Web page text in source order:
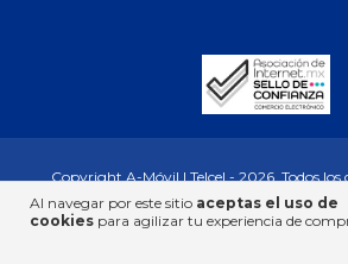
Al navegar por este sitio aceptas el uso de
cookies para agilizar tu experiencia de
Copyright A-Móvil | Telcel - 2026. Todos los